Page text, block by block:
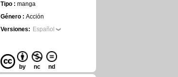
Tipo : manga
Género : Acción
Versiones: Español
by nc nd